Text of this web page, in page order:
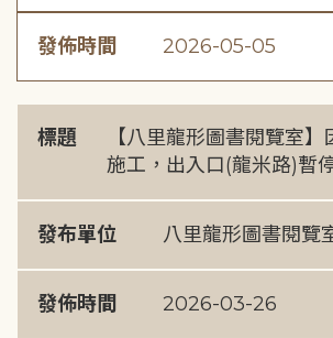
發佈時間 2026-05-05
標題
【八里龍形圖書閱覽室】
施工，出入口(龍米路)暫
發布單位 八里龍形圖書閱覽
發佈時間 2026-03-26